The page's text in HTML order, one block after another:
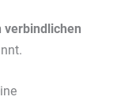
verbindlichen